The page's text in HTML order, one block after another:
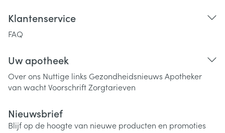
Klantenservice
FAQ
Uw apotheek
Over ons Nuttige links Gezondheidsnieuws Apotheker
van wachtVoorschriftZorgtarieven
Nieuwsbrief
Blijf op de hoogte van nieuwe producten en promoties